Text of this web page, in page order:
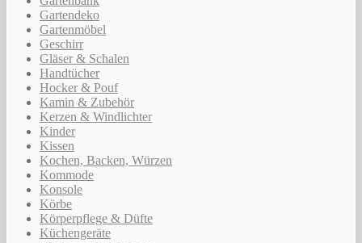
Gartendeko
Gartenmöbel
Geschirr
Gläser & Schalen
Handtücher
Hocker & Pouf
Kamin & Zubehör
Kerzen & Windlichter
Kinder
Kissen
Kochen, Backen, Würzen
Kommode
Konsole
Körbe
Körperpflege & Düfte
Küchengeräte